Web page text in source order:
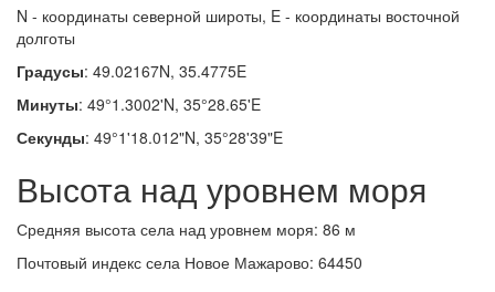
N - координаты северной широты, E - координаты восточной
долготы
Градусы: 49.02167N, 35.4775E
Минуты: 49°1.3002'N, 35°28.65'E
Секунды: 49°1'18.012"N, 35°28'39"E
Высота над уровнем моря
Средняя высота села над уровнем моря: 86 м
Почтовый индекс села Новое Мажарово: 64450